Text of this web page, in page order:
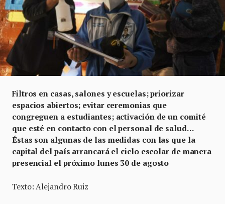
Filtros en casas, salones y escuelas; priorizar
espacios abiertos; evitar ceremonias que
congreguen a estudiantes; activación de un comité
que esté en contacto con el personal de salud…
Éstas son algunas de las medidas con las que la
capital del país arrancará el ciclo escolar de manera
presencial el próximo lunes 30 de agosto
Texto: Alejandro Ruiz